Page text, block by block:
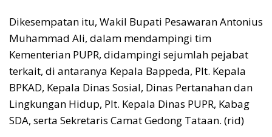
Dikesempatan itu, Wakil Bupati Pesawaran Antonius
Muhammad Ali, dalam mendampingi tim
Kementerian PUPR, didampingi sejumlah pejabat
terkait, di antaranya Kepala Bappeda, Plt. Kepala
BPKAD, Kepala Dinas Sosial, Dinas Pertanahan dan
Lingkungan Hidup, Plt. Kepala Dinas PUPR, Kabag
SDA, serta Sekretaris Camat Gedong Tataan. (rid)